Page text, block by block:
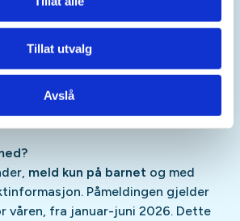
Tillat utvalg
Avslå
en utfordring? Ta kontakt så
meld kun på barnet og med
Påmeldingen gjelder
våren, fra januar-juni 2026. Dette